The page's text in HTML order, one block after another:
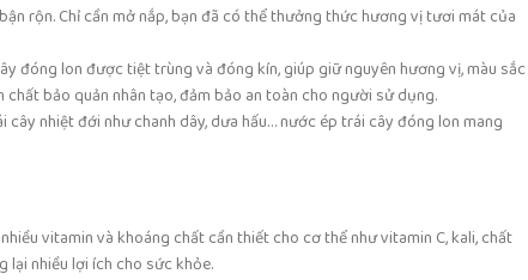
rộn. Chỉ cần mở nắp, bạn đã có thể thưởng thức hương vị tươi mát của
đóng lon được tiệt trùng và đóng kín, giúp giữ nguyên hương vị, màu sắc
bảo quản nhân tạo, đảm bảo an toàn cho người sử dụng.
nhiệt đới như chanh dây, dưa hấu… nước ép trái cây đóng lon mang
vitamin và khoáng chất cần thiết cho cơ thể như vitamin C, kali, chất
lại nhiều lợi ích cho sức khỏe.